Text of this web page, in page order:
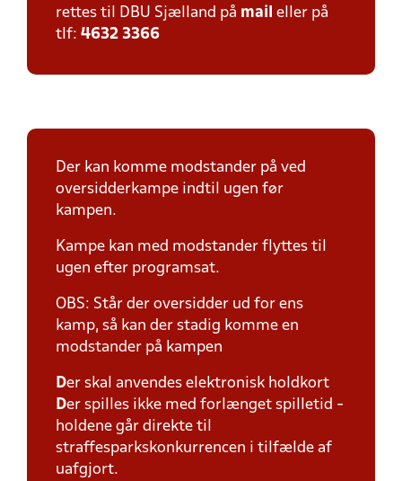
rettes til DBU Sjælland på mail eller på
tlf: 4632 3366
Der kan komme modstander på ved
oversidderkampe indtil ugen før
kampen.
Kampe kan med modstander flyttes til
ugen efter programsat.
OBS: Står der oversidder ud for ens
kamp, så kan der stadig komme en
modstander på kampen
Der skal anvendes elektronisk holdkort
Der spilles ikke med forlænget spilletid -
holdene går direkte til
straffesparkskonkurrencen i tilfælde af
uafgjort.